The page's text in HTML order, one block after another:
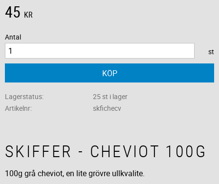
45 KR
Antal
st
KÖP
Lagerstatus
25 st i lager
Artikelnr
skfichecv
SKIFFER - CHEVIOT 100G
100g grå cheviot, en lite grövre ullkvalite.